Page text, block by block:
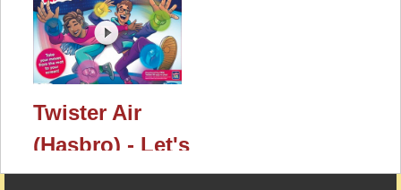
Twister Air
(Hasbro) - Let's
Play mit